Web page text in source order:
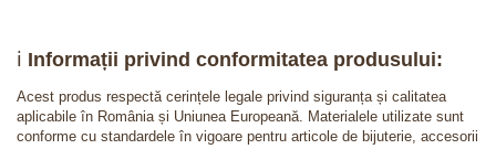
ℹ️ Informații privind conformitatea produsului:
Acest produs respectă cerințele legale privind siguranța și calitatea
aplicabile în România și Uniunea Europeană. Materialele utilizate sunt
conforme cu standardele în vigoare pentru articole de bijuterie, accesorii